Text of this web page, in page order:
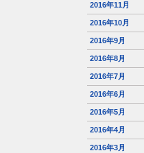
2016年11月
2016年10月
2016年9月
2016年8月
2016年7月
2016年6月
2016年5月
2016年4月
2016年3月